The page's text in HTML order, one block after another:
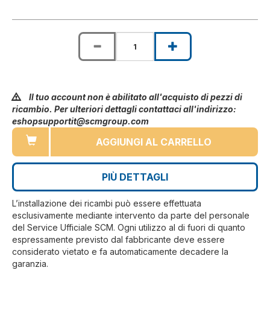
Il tuo account non è abilitato all'acquisto di pezzi di
ricambio. Per ulteriori dettagli contattaci all'indirizzo:
eshopsupportit@scmgroup.com
AGGIUNGI AL CARRELLO
PIÙ DETTAGLI
L’installazione dei ricambi può essere effettuata
esclusivamente mediante intervento da parte del personale
del Service Ufficiale SCM. Ogni utilizzo al di fuori di quanto
espressamente previsto dal fabbricante deve essere
considerato vietato e fa automaticamente decadere la
garanzia.